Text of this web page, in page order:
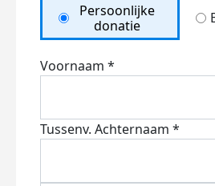
Persoonlijke
donatie
Voornaam *
Tussenv. Achternaam *